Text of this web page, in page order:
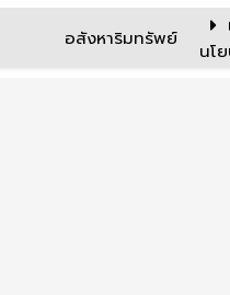
อสังหาริมทรัพย์
นโ